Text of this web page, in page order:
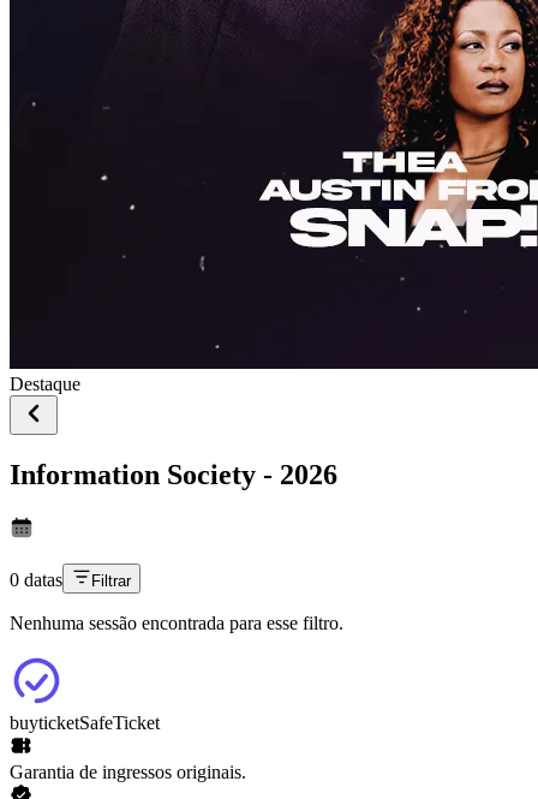
Destaque
Information Society - 2026
0 datas Filtrar
Nenhuma sessão encontrada para esse filtro.
buyticketSafeTicket
Garantia de ingressos originais.